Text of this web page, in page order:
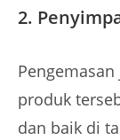
2.
produk
dan baik di